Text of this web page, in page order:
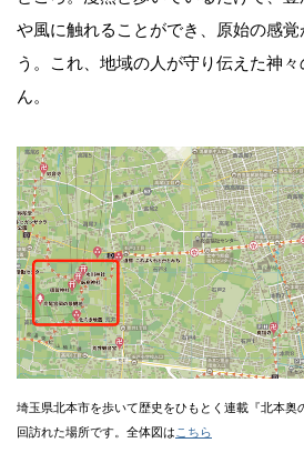
や風に触れることができ、原始の感
う。これ、地域の人が守り伝えた神
ん。
埼玉県北本市を歩いて歴史をひもとく連載『北本奥
回訪れた場所です。全体図は こちら